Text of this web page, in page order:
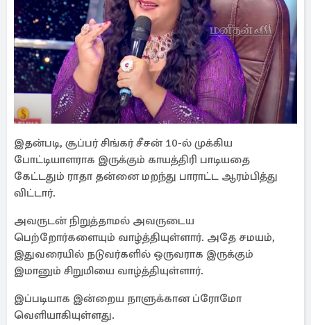
இதன்படி, சூப்பர் சிங்கர் சீசன் 10-ல் முக்கிய
போட்டியாளராக இருக்கும் காயத்திரி பாடியதை
கேட்டதும் ராதா தன்னை மறந்து பாராட்ட ஆரம்பித்து
விட்டார்.
அவருடன் நிறுத்தாமல் அவருடைய
பெற்றோர்களையும் வாழ்த்தியுள்ளார். அதே சமயம்,
இதுவரையில் நடுவர்களில் ஒருவராக இருக்கும்
இமானும் சிறுமியை வாழ்த்தியுள்ளார்.
இப்படியாக இன்றைய நாளுக்கான ப்ரோமோ
வெளியாகியுள்ளது.